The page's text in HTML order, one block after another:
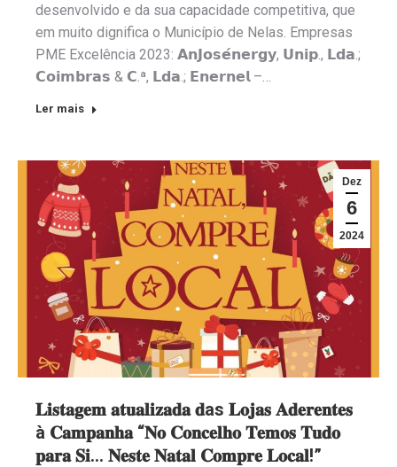
desenvolvido e da sua capacidade competitiva, que
em muito dignifica o Município de Nelas. Empresas
PME Excelência 2023: 𝗔𝗻𝗝𝗼𝘀𝗲́𝗻𝗲𝗿𝗴𝘆, 𝗨𝗻𝗶𝗽., 𝗟𝗱𝗮.;
𝗖𝗼𝗶𝗺𝗯𝗿𝗮𝘀 & 𝗖.ª, 𝗟𝗱𝗮.; 𝗘𝗻𝗲𝗿𝗻𝗲𝗹 –…
Ler mais
Dez
6
2024
𝐋𝐢𝐬𝐭𝐚𝐠𝐞𝐦 𝐚𝐭𝐮𝐚𝐥𝐢𝐳𝐚𝐝𝐚 𝐝as 𝐋𝐨𝐣𝐚𝐬 𝐀𝐝𝐞𝐫𝐞𝐧𝐭𝐞𝐬
à 𝐂𝐚𝐦𝐩𝐚𝐧𝐡𝐚 “𝐍𝐨 𝐂𝐨𝐧𝐜𝐞𝐥𝐡𝐨 𝐓𝐞𝐦𝐨𝐬 𝐓𝐮𝐝𝐨
𝐩𝐚𝐫𝐚 𝐒𝐢… 𝐍𝐞𝐬𝐭𝐞 𝐍𝐚𝐭𝐚𝐥 𝐂𝐨𝐦𝐩𝐫𝐞 𝐋𝐨𝐜𝐚𝐥!”